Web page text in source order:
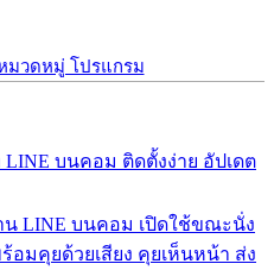
มวดหมู่ โปรแกรม
บนคอม ติดตั้งง่าย อัปเดต
น LINE บนคอม เปิดใช้ขณะนั่ง
อมคุยด้วยเสียง คุยเห็นหน้า ส่ง